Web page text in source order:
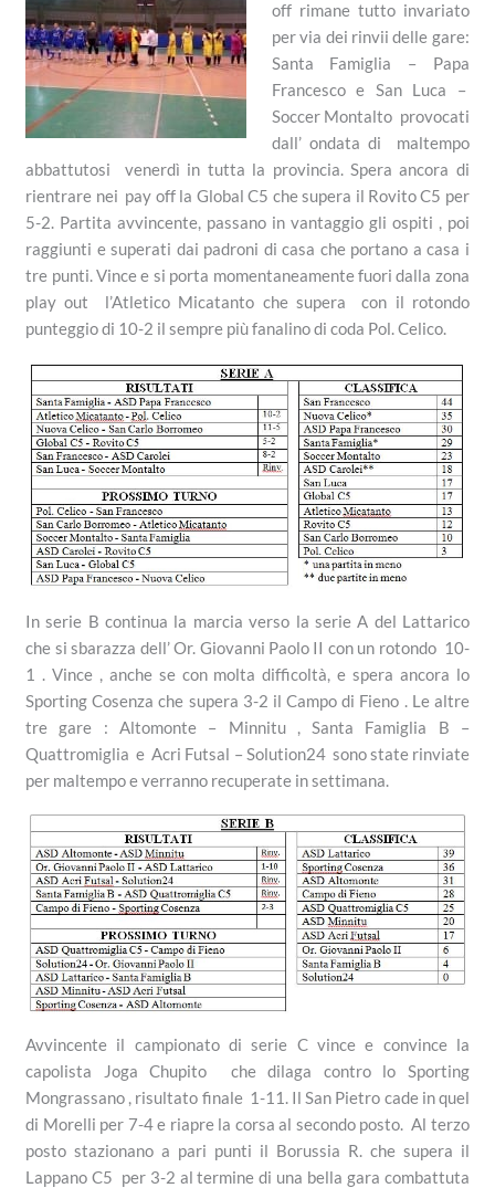
off rimane tutto invariato
per via dei rinvii delle gare:
Santa Famiglia – Papa
Francesco e San Luca –
Soccer Montalto provocati
dall’ ondata di maltempo
abbattutosi venerdì in tutta la provincia. Spera ancora di
rientrare nei pay off la Global C5 che supera il Rovito C5 per
5-2. Partita avvincente, passano in vantaggio gli ospiti , poi
raggiunti e superati dai padroni di casa che portano a casa i
tre punti. Vince e si porta momentaneamente fuori dalla zona
play out l’Atletico Micatanto che supera con il rotondo
punteggio di 10-2 il sempre più fanalino di coda Pol. Celico.
In serie B continua la marcia verso la serie A del Lattarico
che si sbarazza dell’ Or. Giovanni Paolo II con un rotondo 10-
1 . Vince , anche se con molta difficoltà, e spera ancora lo
Sporting Cosenza che supera 3-2 il Campo di Fieno . Le altre
tre gare : Altomonte – Minnitu , Santa Famiglia B –
Quattromiglia e Acri Futsal – Solution24 sono state rinviate
per maltempo e verranno recuperate in settimana.
Avvincente il campionato di serie C vince e convince la
capolista Joga Chupito che dilaga contro lo Sporting
Mongrassano , risultato finale 1-11. Il San Pietro cade in quel
di Morelli per 7-4 e riapre la corsa al secondo posto. Al terzo
posto stazionano a pari punti il Borussia R. che supera il
Lappano C5 per 3-2 al termine di una bella gara combattuta